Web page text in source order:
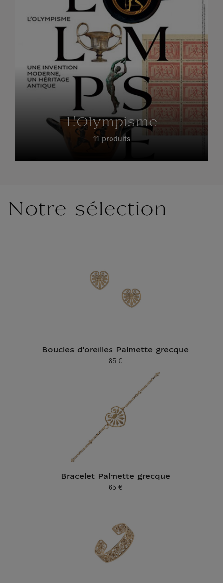
Notre sélection
Boucles d'oreilles Palmette grecque
Prix ​​actuel
85 €
Bracelet Palmette grecque
Prix ​​actuel
65 €
L'Olympisme
11 produits